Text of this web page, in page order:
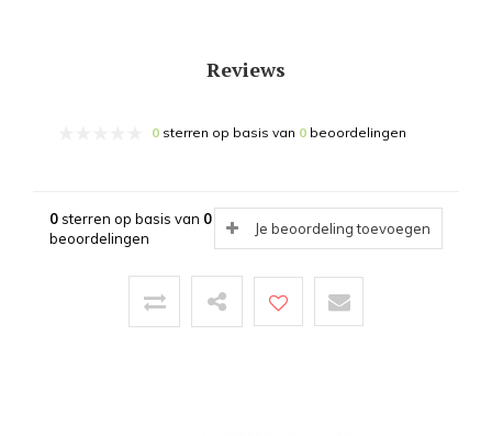
Reviews
0 sterren op basis van 0 beoordelingen
0sterren op basis van 0
beoordelingen
Je beoordeling toevoegen